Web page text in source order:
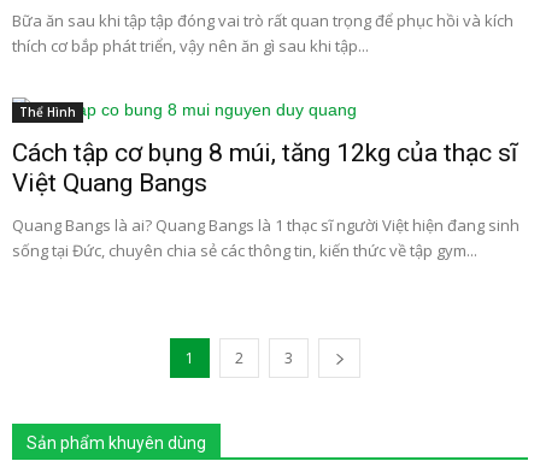
Bữa ăn sau khi tập tập đóng vai trò rất quan trọng để phục hồi và kích
thích cơ bắp phát triển, vậy nên ăn gì sau khi tập...
Thể Hình
Cách tập cơ bụng 8 múi, tăng 12kg của thạc sĩ
Việt Quang Bangs
Quang Bangs là ai? Quang Bangs là 1 thạc sĩ người Việt hiện đang sinh
sống tại Đức, chuyên chia sẻ các thông tin, kiến thức về tập gym...
1 2 3
Sản phẩm khuyên dùng